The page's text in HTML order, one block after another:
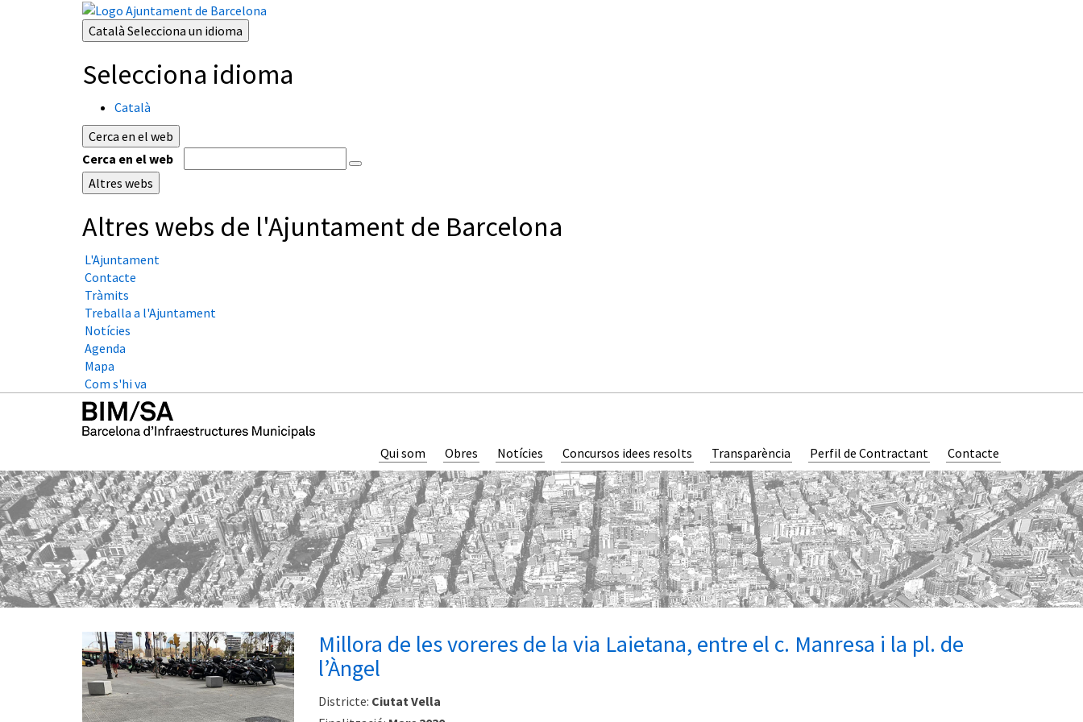
Català Selecciona un idioma
Selecciona idioma
Català
Cerca en el web
Cerca en el web
Altres webs
Altres webs de l'Ajuntament de Barcelona
L'Ajuntament
Contacte
Tràmits
Treballa a l'Ajuntament
Notícies
Agenda
Mapa
Com s'hi va
Qui som Obres Notícies Concursos idees resolts Transparència Perfil de Contractant Contacte
Millora de les voreres de la via Laietana, entre el c. Manresa i la pl. de
l’Àngel
Districte: Ciutat Vella